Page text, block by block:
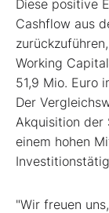
Diese positive
Cashflow aus
Working
51,9 Mio. Euro
Der
Akquisition der
einem hohen
"Wir freuen